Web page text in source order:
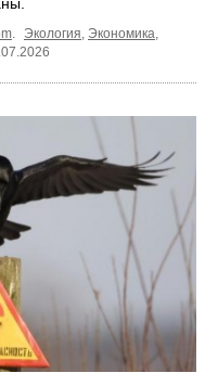
Экология Экономика